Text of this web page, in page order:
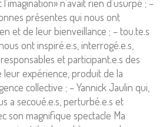
n’avait rien d’usurpé ; –
présentes qui nous ont
et de leur bienveillance ; – tou.te.s
ont inspiré.e.s, interrogé.e.s,
et participant.e.s des
leur expérience, produit de la
collective ; – Yannick Jaulin qui,
a secoué.e.s, perturbé.e.s et
son magnifique spectacle Ma